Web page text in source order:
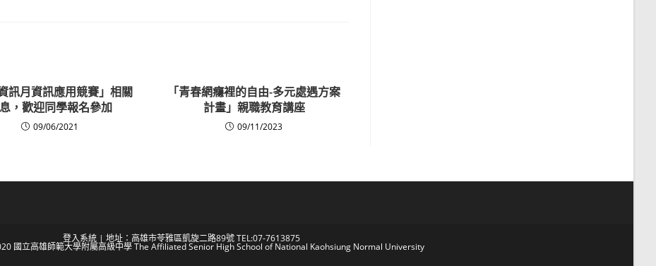
訊月資訊應用競賽」相關
，歡迎同學報名參加
09/06/2021
「青春網癮裡的自由-多元處遇方案
計畫」親職教育講座
09/11/2023
登入系統 | 地址：高雄市苓雅區凱旋二路89號 TEL:07-7613875
國立高雄師範大學附屬高級中學 The Affiliated Senior High School of National Kaohsiung Normal University